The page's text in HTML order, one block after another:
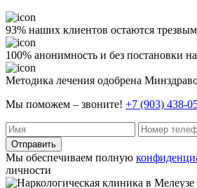
93% наших клиентов остаются
100% анонимность и без постановки
Методика лечения одобрена
Мы поможем – звоните! +7 (903) 438-
Отправить
Мы обеспечиваем полную
личности